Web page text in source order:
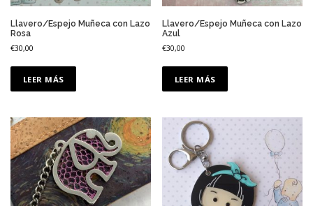
Llavero/Espejo Muñeca con Lazo
Rosa
€30,00
LEER MÁS
Llavero/Espejo Muñeca con Lazo
Azul
€30,00
LEER MÁS